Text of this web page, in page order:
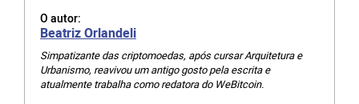
O autor:
Beatriz Orlandeli
Simpatizante das criptomoedas, após cursar Arquitetura e
Urbanismo, reavivou um antigo gosto pela escrita e
atualmente trabalha como redatora do WeBitcoin.